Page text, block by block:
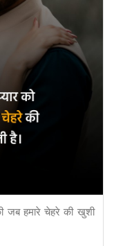
जब हमारे चेहरे की खुशी